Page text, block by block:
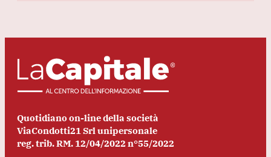
Quotidiano on-line della società
ViaCondotti21 Srl unipersonale
reg. trib. RM. 12/04/2022 n°55/2022